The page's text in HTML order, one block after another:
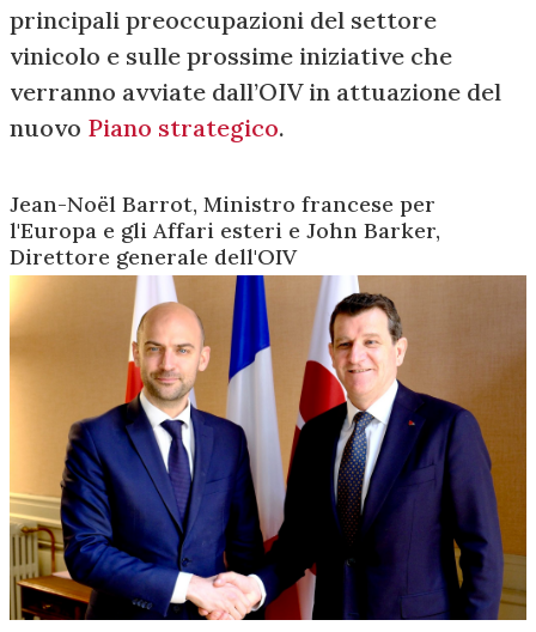
principali preoccupazioni del settore
vinicolo e sulle prossime iniziative che
verranno avviate dall’OIV in attuazione del
nuovo Piano strategico.
Jean-Noël Barrot, Ministro francese per
l'Europa e gli Affari esteri e John Barker,
Direttore generale dell'OIV